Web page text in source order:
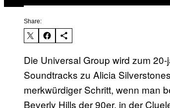
Share:
Die Universal Group wird zum
Soundtracks zu Alicia
merkwürdiger Schritt, wenn man
Beverly Hills der 90er, in der